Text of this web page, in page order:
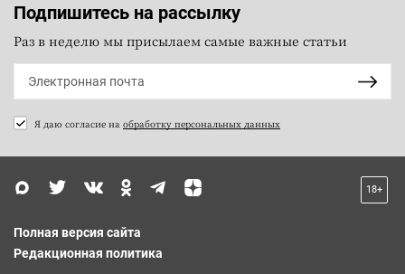
Подпишитесь на рассылку
Раз в неделю мы присылаем самые важные статьи
Я даю согласие на обработку персональных данных
18+
Полная версия сайта
Редакционная политика